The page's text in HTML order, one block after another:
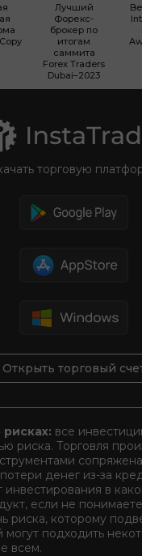
Лучший
Форекс-
брокер по
итогам
саммита
Forex Traders
Dubai–2023
торговую
Открыть торговый
все
риска. Торговля
денег из-за
инвестирования в
если не
риска, которому
могут подходить
всем.